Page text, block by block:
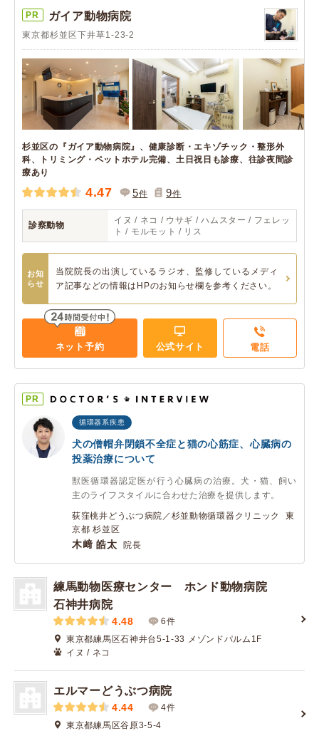
PR ガイア動物病院
東京都杉並区下井草1-23-2
杉並区の『ガイア動物病院』、健康診断・エキゾチック・整形外
科、トリミング・ペットホテル完備、土日祝日も診療、往診夜間診
療あり
4.47 5件 9件
診察動物
イヌ / ネコ / ウサギ / ハムスター / フェレッ
ト / モルモット / リス
お知
らせ
当院院長の出演しているラジオ、監修しているメディ
ア記事などの情報はHPのお知らせ欄を参考ください。
ネット予約 公式サイト 電話
PR
循環器系疾患
犬の僧帽弁閉鎖不全症と猫の心筋症、心臓病の
投薬治療について
獣医循環器認定医が行う心臓病の治療。犬・猫、飼い
主のライフスタイルに合わせた治療を提供します。
荻窪桃井どうぶつ病院／杉並動物循環器クリニック 東
京都 杉並区
木﨑 皓太 院長
練馬動物医療センター ホンド動物病院
石神井病院
4.48
6件
東京都練馬区石神井台5-1-33 メゾンドパルム1F
イヌ / ネコ
エルマーどうぶつ病院
4.44
4件
東京都練馬区谷原3-5-4